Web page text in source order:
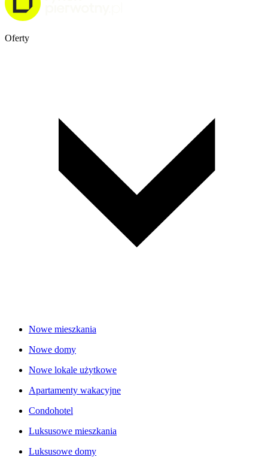
Oferty
Nowe mieszkania
Nowe domy
Nowe lokale użytkowe
Apartamenty wakacyjne
Condohotel
Luksusowe mieszkania
Luksusowe domy